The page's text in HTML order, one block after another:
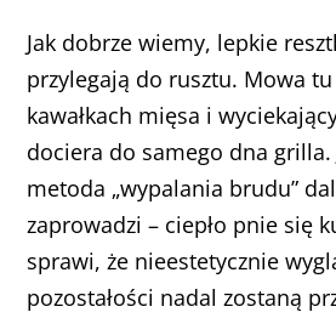
Jak dobrze wiemy, lepkie
przylegają do rusztu. Mowa
kawałkach mięsa i
dociera do samego dna grilla.
metoda „wypalania brudu”
zaprowadzi – ciepło pnie się
sprawi, że nieestetycznie
pozostałości nadal zostaną